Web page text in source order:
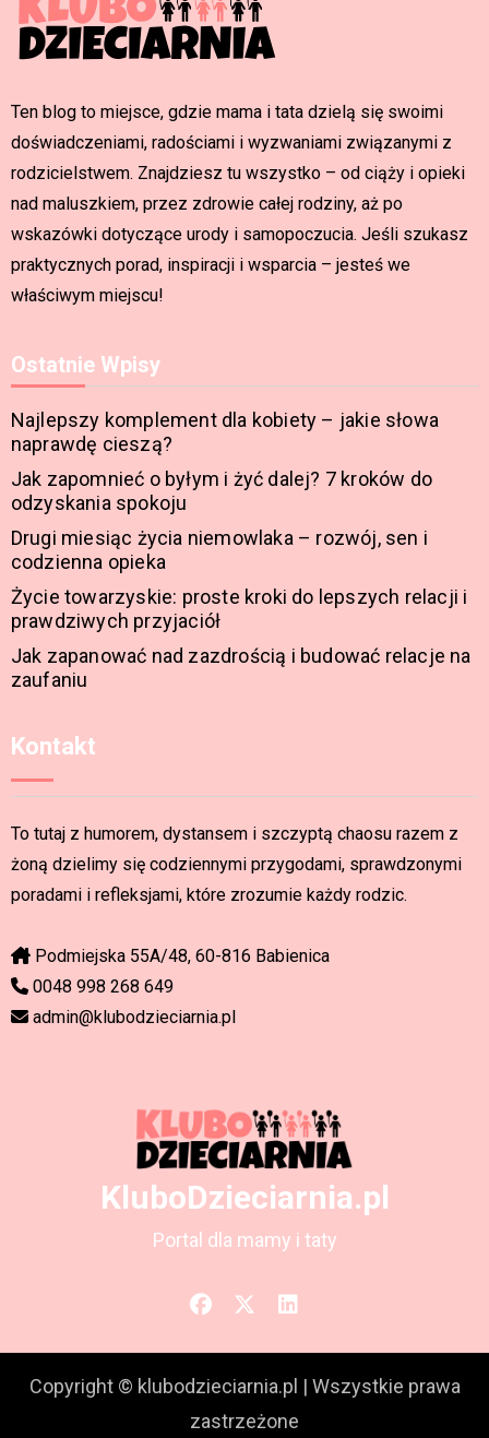
Ten blog to miejsce, gdzie mama i tata dzielą się swoimi
doświadczeniami, radościami i wyzwaniami związanymi z
rodzicielstwem. Znajdziesz tu wszystko – od ciąży i opieki
nad maluszkiem, przez zdrowie całej rodziny, aż po
wskazówki dotyczące urody i samopoczucia. Jeśli szukasz
praktycznych porad, inspiracji i wsparcia – jesteś we
właściwym miejscu!
Ostatnie Wpisy
Najlepszy komplement dla kobiety – jakie słowa
naprawdę cieszą?
Jak zapomnieć o byłym i żyć dalej? 7 kroków do
odzyskania spokoju
Drugi miesiąc życia niemowlaka – rozwój, sen i
codzienna opieka
Życie towarzyskie: proste kroki do lepszych relacji i
prawdziwych przyjaciół
Jak zapanować nad zazdrością i budować relacje na
zaufaniu
Kontakt
To tutaj z humorem, dystansem i szczyptą chaosu razem z
żoną dzielimy się codziennymi przygodami, sprawdzonymi
poradami i refleksjami, które zrozumie każdy rodzic.
Podmiejska 55A/48, 60-816 Babienica
0048 998 268 649
admin@klubodzieciarnia.pl
KluboDzieciarnia.pl
Portal dla mamy i taty
Copyright © klubodzieciarnia.pl | Wszystkie prawa
zastrzeżone